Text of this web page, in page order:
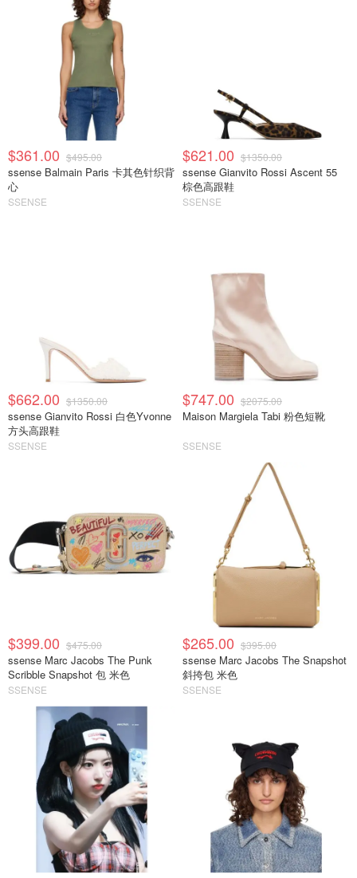
$361.00 $495.00
ssense Balmain Paris 卡其色针织背
心
SSENSE
$621.00 $1350.00
ssense Gianvito Rossi Ascent 55
棕色高跟鞋
SSENSE
$662.00 $1350.00
ssense Gianvito Rossi 白色Yvonne
方头高跟鞋
SSENSE
$747.00 $2075.00
Maison Margiela Tabi 粉色短靴
SSENSE
$399.00 $475.00
ssense Marc Jacobs The Punk
Scribble Snapshot 包 米色
SSENSE
$265.00 $395.00
ssense Marc Jacobs The Snapshot
斜挎包 米色
SSENSE